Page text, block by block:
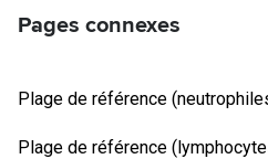
Pages connexes
Plage de référence
Plage de référence